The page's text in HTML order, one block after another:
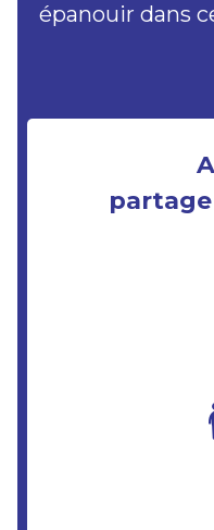
épanouir dans